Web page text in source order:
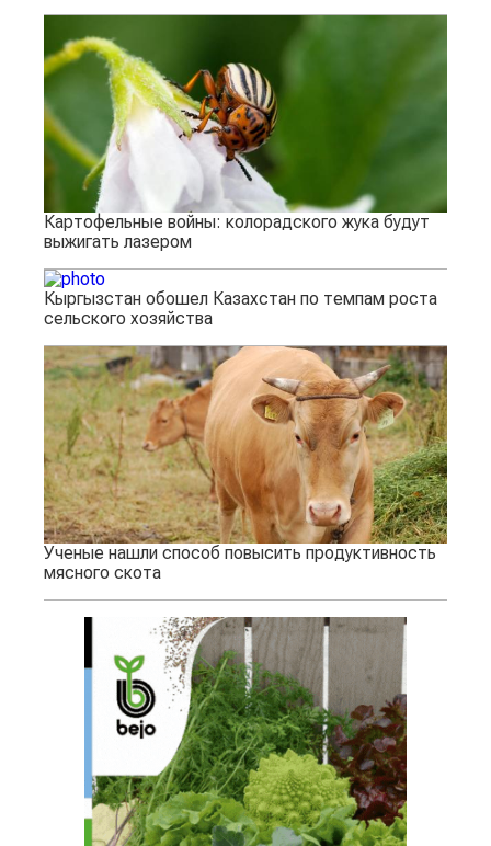
Картофельные войны: колорадского жука будут
выжигать лазером
Кыргызстан обошел Казахстан по темпам роста
сельского хозяйства
Ученые нашли способ повысить продуктивность
мясного скота